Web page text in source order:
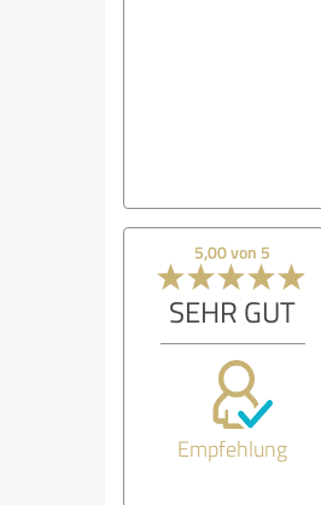
5,00 von 5
SEHR GUT
Empfehlung